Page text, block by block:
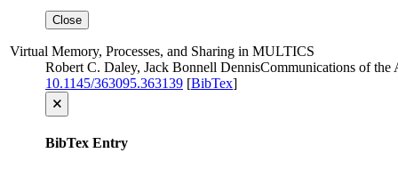
Close
Virtual Memory, Processes, and Sharing in MULTICS
Robert C. Daley, Jack Bonnell DennisCommunications of the
10.1145/363095.363139 [BibTex]
🗙
BibTex Entry